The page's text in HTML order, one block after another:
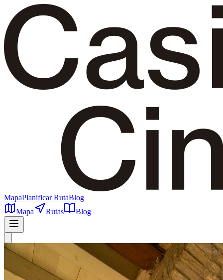
MapaPlanificar RutaBlog
Mapa
Rutas Blog